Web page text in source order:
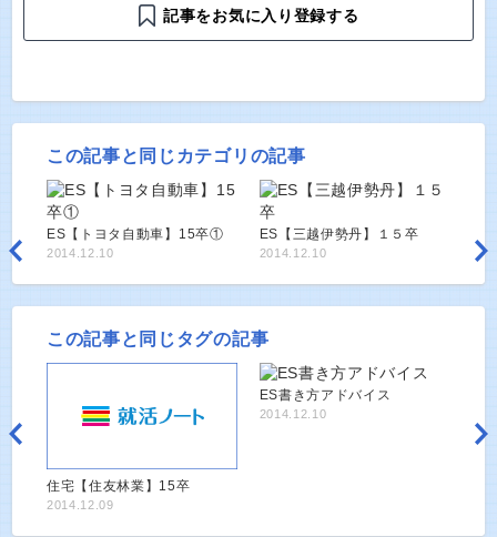
記事をお気に入り登録する
この記事と同じカテゴリの記事
ES【トヨタ自動車】15卒①
2014.12.10
ES【三越伊勢丹】１５卒
2014.12.10
この記事と同じタグの記事
住宅【住友林業】15卒
2014.12.09
ES書き方アドバイス
2014.12.10